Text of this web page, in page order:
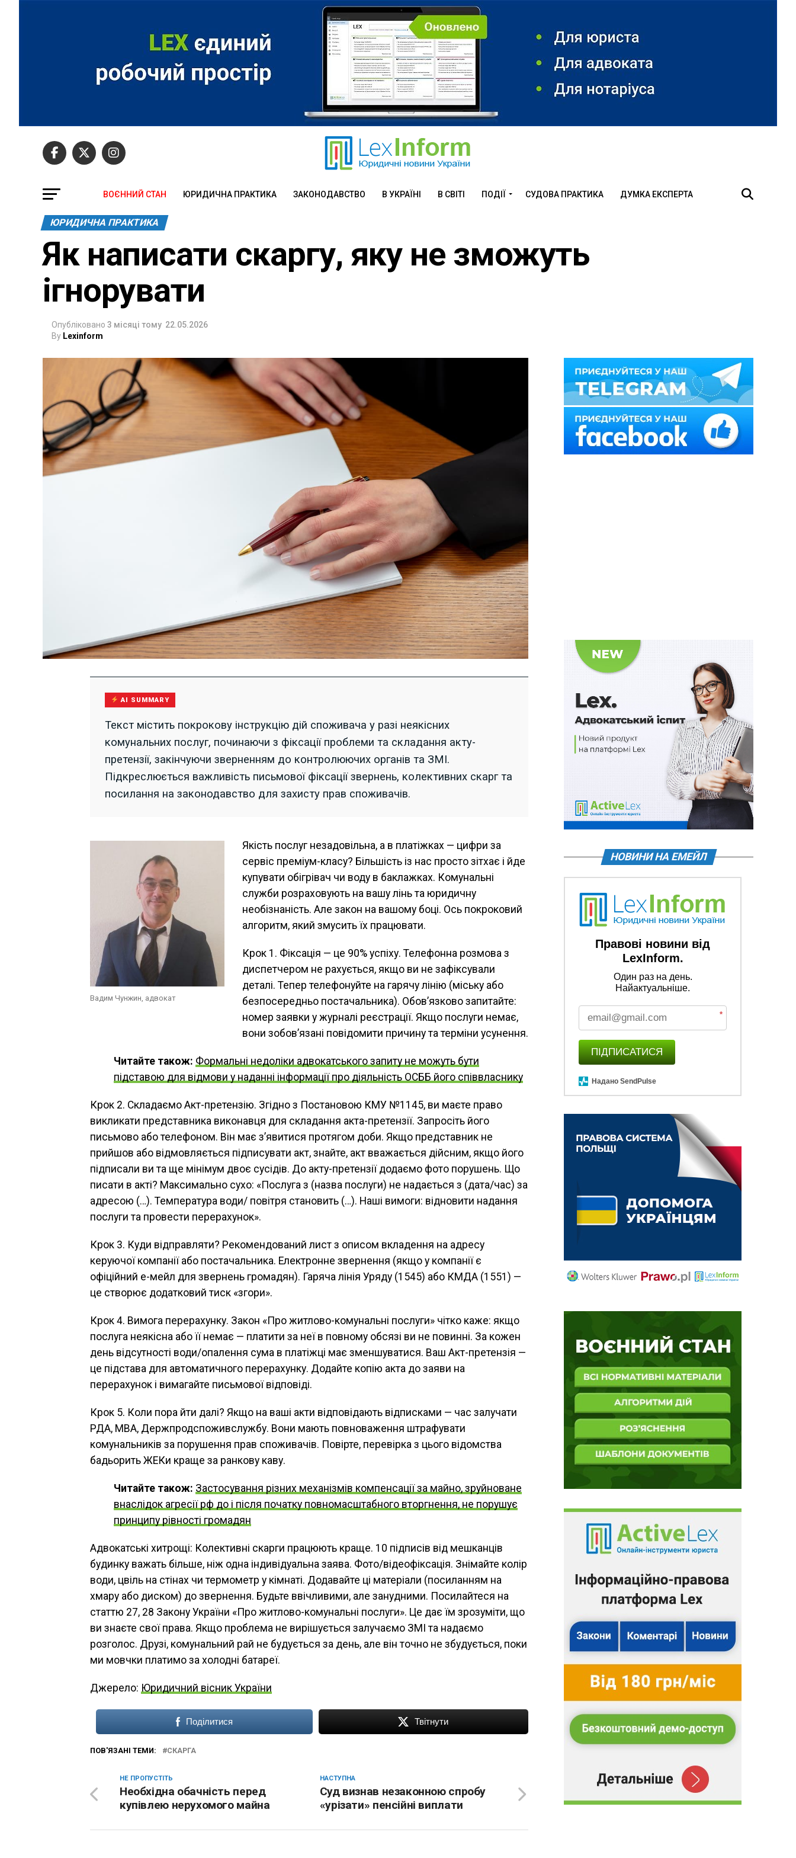
ВОЄННИЙ СТАН ЮРИДИЧНА ПРАКТИКА ЗАКОНОДАВСТВО В УКРАЇНІ В СВІТІ ПОДІЇ СУДОВА ПРАКТИКА ДУМКА ЕКСПЕРТА
ЮРИДИЧНА ПРАКТИКА
Як написати скаргу, яку не зможуть
ігнорувати
Опубліковано 3 місяці тому 22.05.2026
By Lexinform
AI SUMMARY
Текст містить покрокову інструкцію дій споживача у разі неякісних
комунальних послуг, починаючи з фіксації проблеми та складання акту-
претензії, закінчуючи зверненням до контролюючих органів та ЗМІ.
Підкреслюється важливість письмової фіксації звернень, колективних скарг та
посилання на законодавство для захисту прав споживачів.
Вадим Чунжин, адвокат
Якість послуг незадовільна, а в платіжках — цифри за
сервіс преміум-класу? Більшість із нас просто зітхає і йде
купувати обігрівач чи воду в баклажках. Комунальні
служби розраховують на вашу лінь та юридичну
необізнаність. Але закон на вашому боці. Ось покроковий
алгоритм, який змусить їх працювати.
Крок 1. Фіксація — це 90% успіху. Телефонна розмова з
диспетчером не рахується, якщо ви не зафіксували
деталі. Тепер телефонуйте на гарячу лінію (міську або
безпосередньо постачальника). Обов’язково запитайте:
номер заявки у журналі реєстрації. Якщо послуги немає,
вони зобов’язані повідомити причину та терміни усунення.
Читайте також: Формальні недоліки адвокатського запиту не можуть бути
підставою для відмови у наданні інформації про діяльність ОСББ його співвласнику
Крок 2. Складаємо Акт-претензію. Згідно з Постановою КМУ №1145, ви маєте право
викликати представника виконавця для складання акта-претензії. Запросіть його
письмово або телефоном. Він має з’явитися протягом доби. Якщо представник не
прийшов або відмовляється підписувати акт, знайте, акт вважається дійсним, якщо його
підписали ви та ще мінімум двоє сусідів. До акту-претензії додаємо фото порушень. Що
писати в акті? Максимально сухо: «Послуга з (назва послуги) не надається з (дата/час) за
адресою (…). Температура води/ повітря становить (…). Наші вимоги: відновити надання
послуги та провести перерахунок».
Крок 3. Куди відправляти? Рекомендований лист з описом вкладення на адресу
керуючої компанії або постачальника. Електронне звернення (якщо у компанії є
офіційний е-мейл для звернень громадян). Гаряча лінія Уряду (1545) або КМДА (1551) —
це створює додатковий тиск «згори».
Крок 4. Вимога перерахунку. Закон «Про житлово-комунальні послуги» чітко каже: якщо
послуга неякісна або її немає — платити за неї в повному обсязі ви не повинні. За кожен
день відсутності води/опалення сума в платіжці має зменшуватися. Ваш Акт-претензія —
це підстава для автоматичного перерахунку. Додайте копію акта до заяви на
перерахунок і вимагайте письмової відповіді.
Крок 5. Коли пора йти далі? Якщо на ваші акти відповідають відписками — час залучати
РДА, МВА, Держпродспоживслужбу. Вони мають повноваження штрафувати
комунальників за порушення прав споживачів. Повірте, перевірка з цього відомства
бадьорить ЖЕКи краще за ранкову каву.
Читайте також: Застосування різних механізмів компенсації за майно, зруйноване
внаслідок агресії рф до і після початку повномасштабного вторгнення, не порушує
принципу рівності громадян
Адвокатські хитрощі: Колективні скарги працюють краще. 10 підписів від мешканців
будинку важать більше, ніж одна індивідуальна заява. Фото/відеофіксація. Знімайте колір
води, цвіль на стінах чи термометр у кімнаті. Додавайте ці матеріали (посиланням на
хмару або диском) до звернення. Будьте ввічливими, але занудними. Посилайтеся на
статтю 27, 28 Закону України «Про житлово-комунальні послуги». Це дає їм зрозуміти, що
ви знаєте свої права. Якщо проблема не вирішується залучаємо ЗМІ та надаємо
розголос. Друзі, комунальний рай не будується за день, але він точно не збудується, поки
ми мовчки платимо за холодні батареї.
Джерело: Юридичний вісник України
Поділитися Твітнути
ПОВ'ЯЗАНІ ТЕМИ: СКАРГА
НАСТУПНА
Суд визнав незаконною спробу
«урізати» пенсійні виплати
НЕ ПРОПУСТІТЬ
Необхідна обачність перед
купівлею нерухомого майна
НОВИНИ НА ЕМЕЙЛ
Правові новини від
LexInform.
Один раз на день.
Найактуальніше.
*
ПІДПИСАТИСЯ
Надано SendPulse